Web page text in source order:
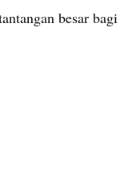
besar bagi